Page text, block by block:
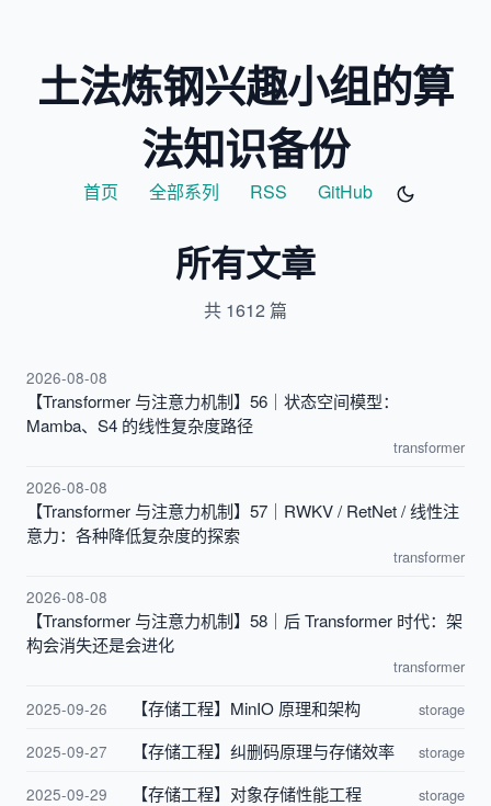
土法炼钢兴趣小组的算
法知识备份
首页 全部系列 RSS GitHub
所有文章
共 1612 篇
2026-08-08
【Transformer 与注意力机制】56｜状态空间模型：
Mamba、S4 的线性复杂度路径
transformer
2026-08-08
【Transformer 与注意力机制】57｜RWKV / RetNet / 线性注
意力：各种降低复杂度的探索
transformer
2026-08-08
【Transformer 与注意力机制】58｜后 Transformer 时代：架
构会消失还是会进化
transformer
2025-09-26 【存储工程】MinIO 原理和架构 storage
2025-09-27 【存储工程】纠删码原理与存储效率 storage
2025-09-29 【存储工程】对象存储性能工程 storage